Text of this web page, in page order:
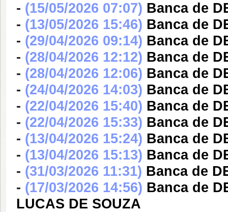
- (15/05/2026 07:07) Banca de
- (13/05/2026 15:46) Banca de
- (29/04/2026 09:14) Banca de
- (28/04/2026 12:12) Banca de
- (28/04/2026 12:06) Banca de
- (24/04/2026 14:03) Banca de
- (22/04/2026 15:40) Banca de
- (22/04/2026 15:33) Banca de
- (13/04/2026 15:24) Banca de
- (13/04/2026 15:13) Banca de
- (31/03/2026 11:31) Banca de
- (17/03/2026 14:56) Banca de
LUCAS DE SOUZA